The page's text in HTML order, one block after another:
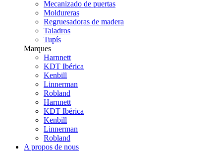
Mecanizado de puertas
Moldureras
Regruesadoras de madera
Taladros
Tupís
Marques
Harnnett
KDT Ibérica
Kenbill
Linnerman
Robland
Harnnett
KDT Ibérica
Kenbill
Linnerman
Robland
A propos de nous